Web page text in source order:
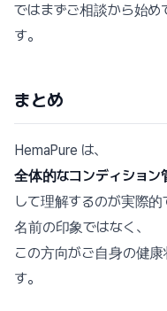
ではまずご相談から始め
す。
まとめ
HemaPure は、
全体的なコンディショ
して理解するのが実際的
名前の印象ではなく、
この方向がご自身の健
す。